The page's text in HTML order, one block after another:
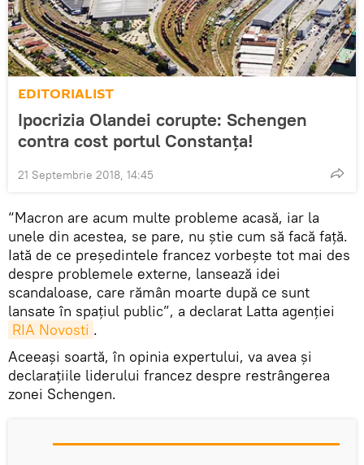
EDITORIALIST
Ipocrizia Olandei corupte: Schengen
contra cost portul Constanța!
21 Septembrie 2018, 14:45
“Macron are acum multe probleme acasă, iar la
unele din acestea, se pare, nu știe cum să facă față.
Iată de ce președintele francez vorbește tot mai des
despre problemele externe, lansează idei
scandaloase, care rămân moarte după ce sunt
lansate în spațiul public”, a declarat Latta agenției
RIA Novosti .
Aceeași soartă, în opinia expertului, va avea și
declarațiile liderului francez despre restrângerea
zonei Schengen.